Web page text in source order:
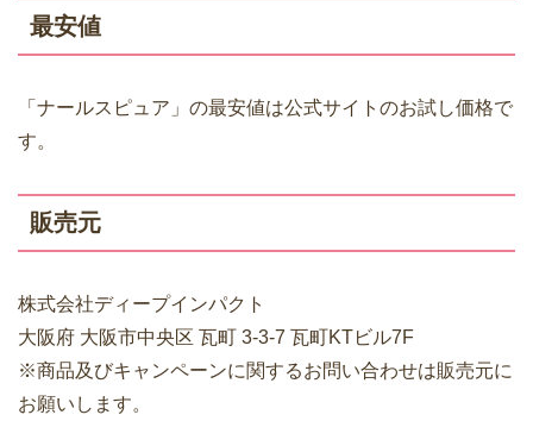
最安値
「ナールスピュア」の最安値は公式サイトのお試し価格で
す。
販売元
株式会社ディープインパクト
大阪府 大阪市中央区 瓦町 3-3-7 瓦町KTビル7F
※商品及びキャンペーンに関するお問い合わせは販売元に
お願いします。